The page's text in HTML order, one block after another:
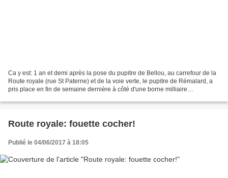
Ca y est: 1 an et demi après la pose du pupitre de Bellou, au carrefour de la
Route royale (rue St Paterne) et de la voie verte, le pupitre de Rémalard, a
pris place en fin de semaine dernière à côté d'une borne milliaire
Route royale: fouette cocher!
Publié le 04/06/2017 à 18:05